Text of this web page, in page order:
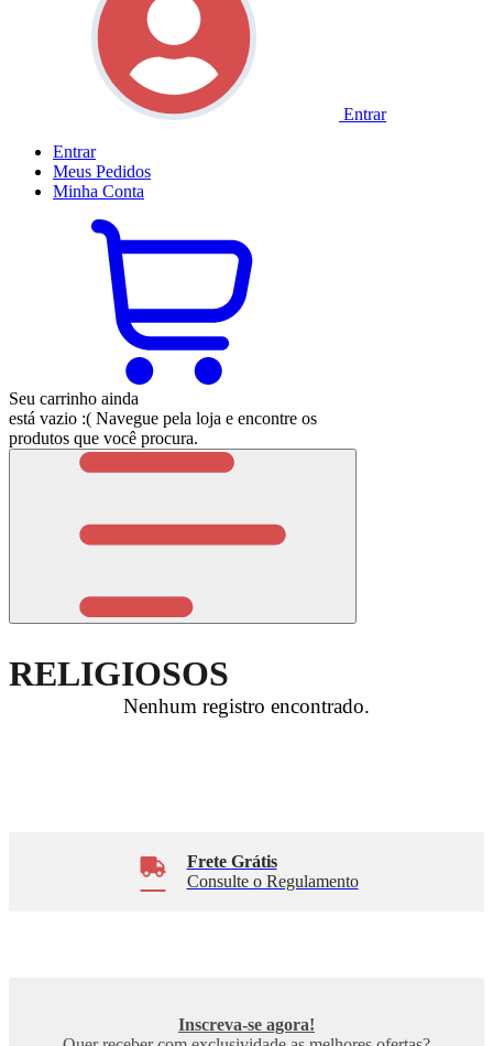
Entrar
Entrar
Meus Pedidos
Minha Conta
Seu carrinho ainda
está vazio :( Navegue pela loja e encontre os
produtos que você procura.
RELIGIOSOS
Nenhum registro encontrado.
Frete Grátis
Consulte o Regulamento
Inscreva-se agora!